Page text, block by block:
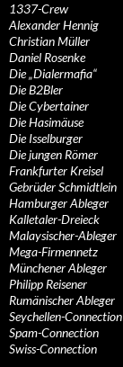
1337-Crew
Alexander Hennig
Christian Müller
Daniel Rosenke
Die „Dialermafia“
Die B2Bler
Die Cybertainer
Die Hasimäuse
Die Isselburger
Die jungen Römer
Frankfurter Kreisel
Gebrüder Schmidtlein
Hamburger Ableger
Kalletaler-Dreieck
Malaysischer-Ableger
Mega-Firmennetz
Münchener Ableger
Philipp Reisener
Rumänischer Ableger
Seychellen-Connection
Spam-Connection
Swiss-Connection